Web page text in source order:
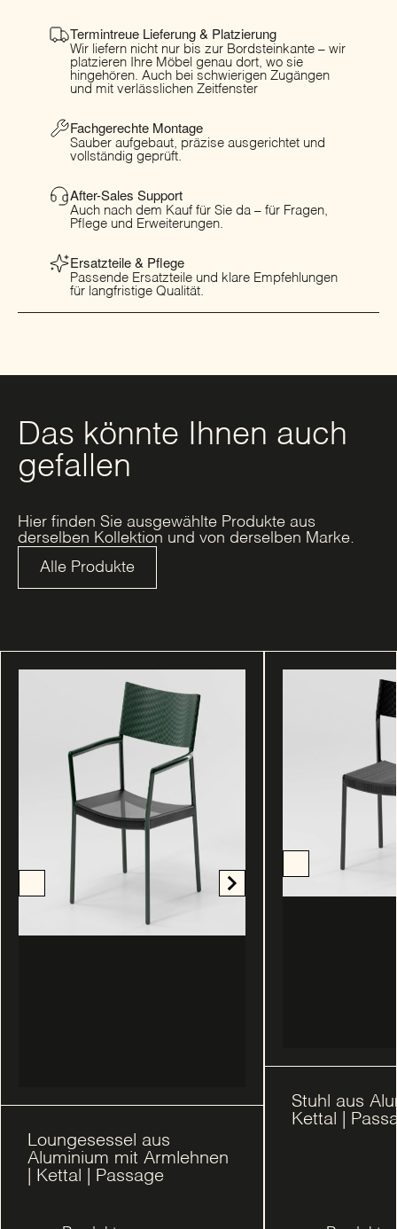
Termintreue Lieferung & Platzierung
Wir liefern nicht nur bis zur Bordsteinkante – wir
platzieren Ihre Möbel genau dort, wo sie
hingehören. Auch bei schwierigen Zugängen
und mit verlässlichen Zeitfenster
Fachgerechte Montage
Sauber aufgebaut, präzise ausgerichtet und
vollständig geprüft.
After-Sales Support
Auch nach dem Kauf für Sie da – für Fragen,
Pflege und Erweiterungen.
Ersatzteile & Pflege
Passende Ersatzteile und klare Empfehlungen
für langfristige Qualität.
Das könnte Ihnen auch
gefallen
Hier finden Sie ausgewählte Produkte aus
derselben Kollektion und von derselben Marke.
Alle Produkte
Loungesessel aus
Aluminium mit Armlehnen
| Kettal | Passage
Stuhl aus
Kettal |